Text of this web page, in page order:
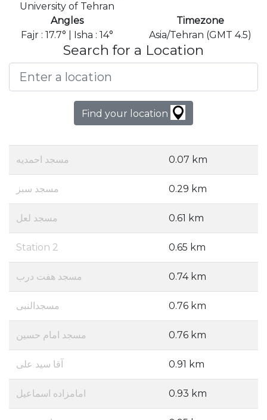
University of Tehran
Angles
Fajr : 17.7° | Isha : 14°
Timezone
Asia/Tehran (GMT 4.5)
Search for a Location
Find your location
مسجد احمدیه 0.07 km
مسجد سبز 0.29 km
مسجد لعل 0.61 km
Station 2 0.65 km
مسجد هفت درب 0.74 km
مسجدالنبی 0.76 km
مسجد امام حسین 0.76 km
آقا سید علی 0.91 km
امامزاده اسماعیل 0.93 km